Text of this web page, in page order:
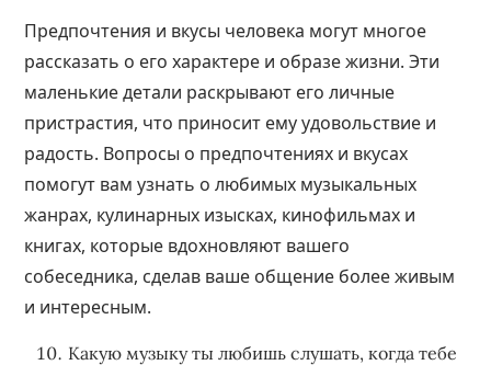
Предпочтения и вкусы человека могут многое
рассказать о его характере и образе жизни. Эти
маленькие детали раскрывают его личные
пристрастия, что приносит ему удовольствие и
радость. Вопросы о предпочтениях и вкусах
помогут вам узнать о любимых музыкальных
жанрах, кулинарных изысках, кинофильмах и
книгах, которые вдохновляют вашего
собеседника, сделав ваше общение более живым
и интересным.
Какую музыку ты любишь слушать, когда тебе